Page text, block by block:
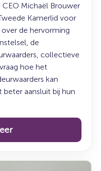
Michaël Brouwer
Kamerlid voor
de hervorming
de
collectieve
hoe het
kan
aansluit bij hun